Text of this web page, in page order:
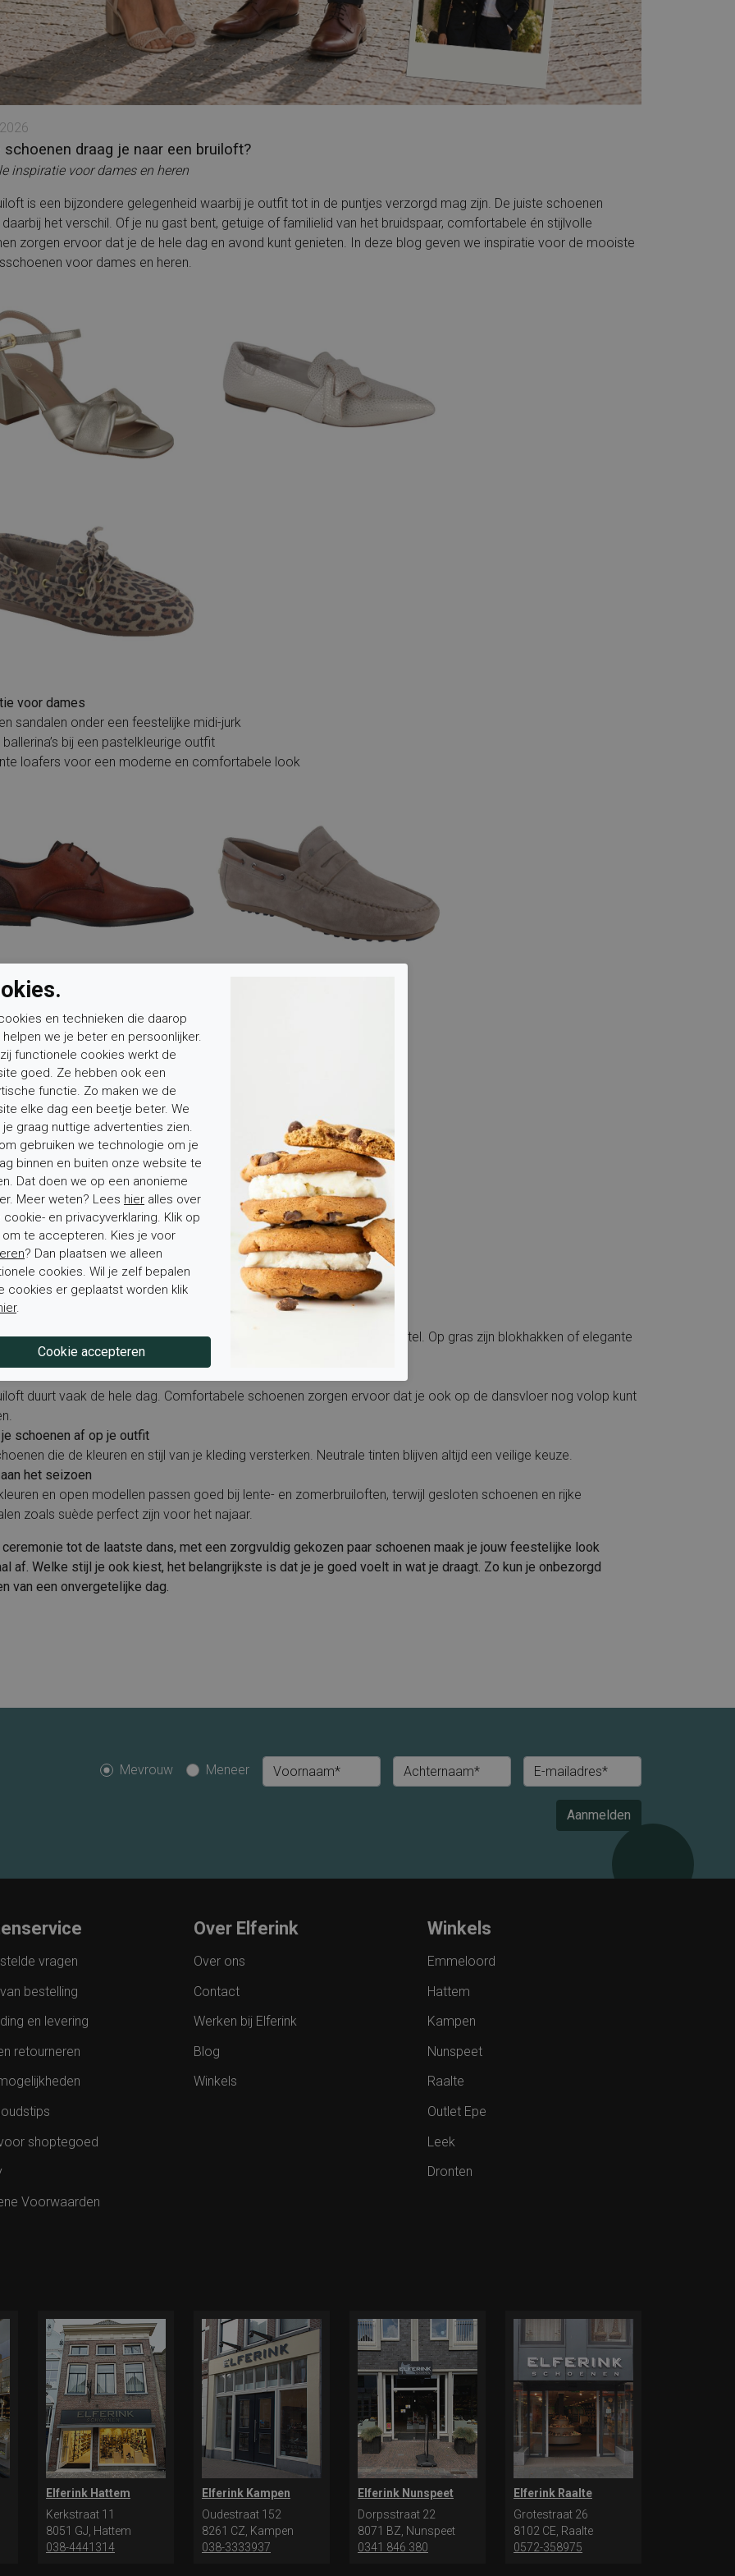
PS Poelman
Rieker
Solidus
Tommy Hilfiger
Puma
Shabbies
Timberland
Unisa
Rockport
Timberland
Wolky
Xsensible
Solidus
Tommy Hilfiger
X-Socks
Alle merken
schoenen draag je naar een bruiloft?
inspiratie voor dames en heren
is een bijzondere gelegenheid waarbij je outfit tot in de puntjes verzorgd mag zijn. De juiste schoenen
het verschil. Of je nu gast bent, getuige of familielid van het bruidspaar, comfortabele én stijlvolle
zorgen ervoor dat je de hele dag en avond kunt genieten. In deze blog geven we inspiratie voor de mooiste
voor dames en heren.
voor dames
sandalen onder een feestelijke midi-jurk
bij een pastelkleurige outfit
loafers voor een moderne en comfortabele look
voor heren
veterschoenen voor een klassieke uitstraling
instapper voor een zomerse bruiloft
leren sneakers voor een casual dresscode
het kiezen van de juiste schoenen
rekening met de locatie
vraagt om andere schoenen dan een bruiloft in een kasteel of hotel. Op gras zijn blokhakken of elegante
vaak praktischer dan smalle hakken.
comfort
duurt vaak de hele dag. Comfortabele schoenen zorgen ervoor dat je ook op de dansvloer nog volop kunt
schoenen af op je outfit
die de kleuren en stijl van je kleding versterken. Neutrale tinten blijven altijd een veilige keuze.
het seizoen
en open modellen passen goed bij lente- en zomerbruiloften, terwijl gesloten schoenen en rijke
zoals suède perfect zijn voor het najaar.
ceremonie tot de laatste dans, met een zorgvuldig gekozen paar schoenen maak je jouw feestelijke look
af. Welke stijl je ook kiest, het belangrijkste is dat je je goed voelt in wat je draagt. Zo kun je onbezorgd
van een onvergetelijke dag.
Mevrouw Meneer Voornaam* Achternaam* E-mailadres*
Aanmelden
vragen
bestelling
en levering
retourneren
shoptegoed
Voorwaarden
Over Elferink
Over ons
Contact
Werken bij Elferink
Blog
Winkels
Winkels
Emmeloord
Hattem
Kampen
Nunspeet
Raalte
Outlet Epe
Leek
Dronten
Elferink Hattem
Kerkstraat 11
8051 GJ, Hattem
038-4441314
Elferink Kampen
Oudestraat 152
8261 CZ, Kampen
038-3333937
Elferink Nunspeet
Dorpsstraat 22
8071 BZ, Nunspeet
0341 846 380
Elferink Raalte
Grotestraat 26
8102 CE, Raalte
0572-358975
en technieken die daarop
helpen we je beter en persoonlijker.
functionele cookies werkt de
goed. Ze hebben ook een
functie. Zo maken we de
elke dag een beetje beter. We
je graag nuttige advertenties zien.
gebruiken we technologie om je
binnen en buiten onze website te
Dat doen we op een anonieme
Meer weten? Lees hier alles over
cookie- en privacyverklaring. Klik op
om te accepteren. Kies je voor
? Dan plaatsen we alleen
cookies. Wil je zelf bepalen
cookies er geplaatst worden klik
.